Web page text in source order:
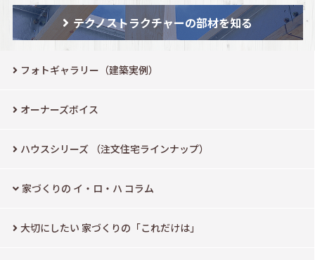
テクノストラクチャーの部材を知る
フォトギャラリー（建築実例）
オーナーズボイス
ハウスシリーズ （注文住宅ラインナップ）
家づくりの イ・ロ・ハ コラム
大切にしたい 家づくりの「これだけは」